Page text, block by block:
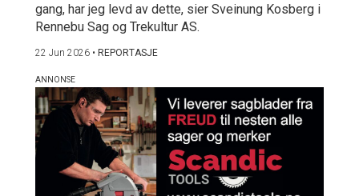
gang, har jeg levd av dette, sier Sveinung Kosberg i
Rennebu Sag og Trekultur AS.
22 Jun 2026 • REPORTASJE